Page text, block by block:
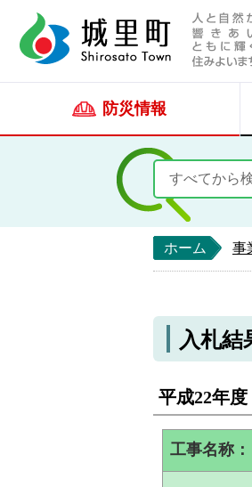
防災情報
ホーム 事
入札結
平成22年度
工事名称